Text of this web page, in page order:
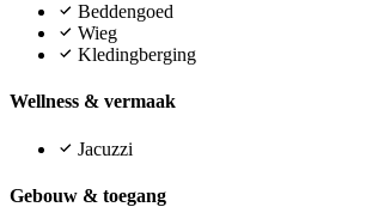
Beddengoed
Wieg
Kledingberging
Wellness & vermaak
Jacuzzi
Gebouw & toegang